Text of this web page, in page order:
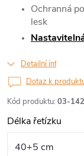
Kód produktu: 03-
Ochranná
lesk
Detailní informace
Délka řetízku
Dotaz k